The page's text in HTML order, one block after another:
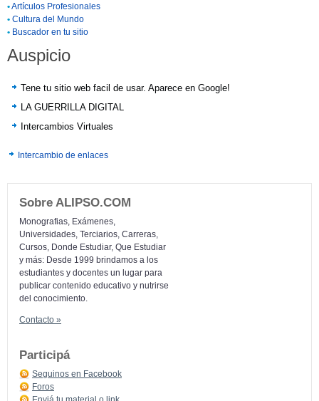
•Artículos Profesionales
• Cultura del Mundo
• Buscador en tu sitio
Auspicio
Tene tu sitio web facil de usar. Aparece en Google!
LA GUERRILLA DIGITAL
Intercambios Virtuales
Intercambio de enlaces
Sobre ALIPSO.COM
Monografias, Exámenes,
Universidades, Terciarios, Carreras,
Cursos, Donde Estudiar, Que Estudiar
y más: Desde 1999 brindamos a los
estudiantes y docentes un lugar para
publicar contenido educativo y nutrirse
del conocimiento.
Contacto »
Participá
Seguinos en Facebook
Foros